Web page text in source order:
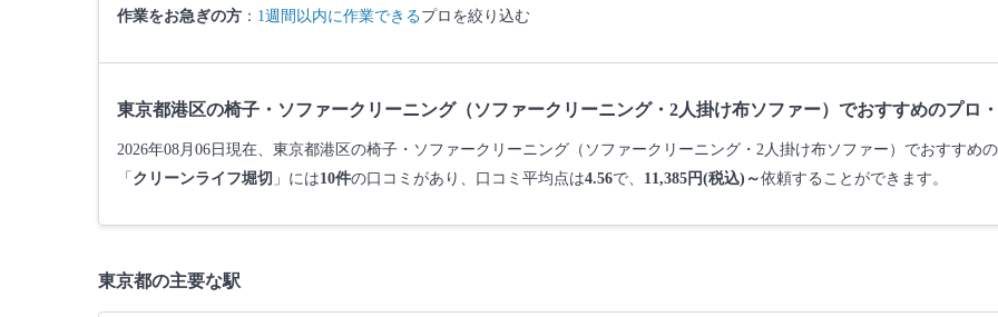
作業をお急ぎの方 ： 1週間以内に作業できるプロを絞り込む
東京都港区の椅子・ソファークリーニング（ソファークリーニング・2人掛け布ソファー）でおすすめのプロ
2026年08月06日現在、東京都港区の椅子・ソファークリーニング（ソファークリーニング・2人掛け布ソファー）でおすすめ
「 クリーンライフ堀切 」には10件の口コミがあり、口コミ平均点は4.56で、 11,385円(税込)～依頼することができます。
東京都の主要な駅